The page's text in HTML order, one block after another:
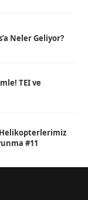
Neler Geliyor?
TEI ve
Helikopterlerimiz
#11